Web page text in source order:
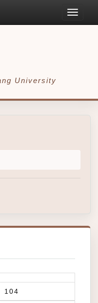
Toggle
University
104